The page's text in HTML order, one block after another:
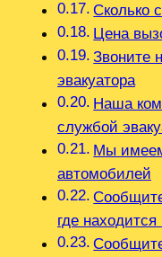
Сколько
Цена
Звоните
эвакуатора
Наша
службой
Мы
автомобилей
где